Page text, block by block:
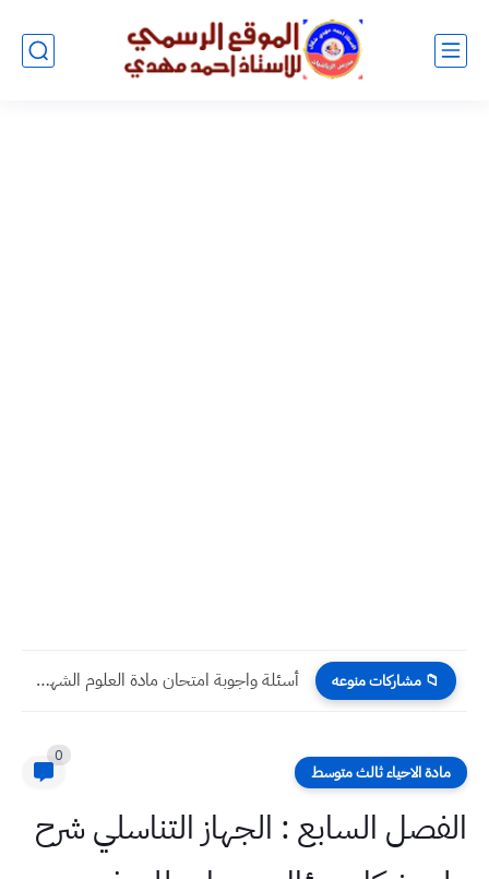
📁 مشاركات منوعه أسئلة واجوبة امتحان مادة العلوم الشهر الأول 2024 صف السادس...
مادة الاحياء ثالث متوسط
0
الفصل السابع : الجهاز التناسلي شرح